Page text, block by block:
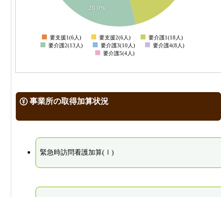
20.0%
0
要支援1(6人) 要支援2(6人)
要介護1(18人)
要介護2(13人)
要介護3(10人)
要介護4(8人)
要介護5(4人)
事業所の取得加算状況
緊急時訪問看護加算(Ⅰ)